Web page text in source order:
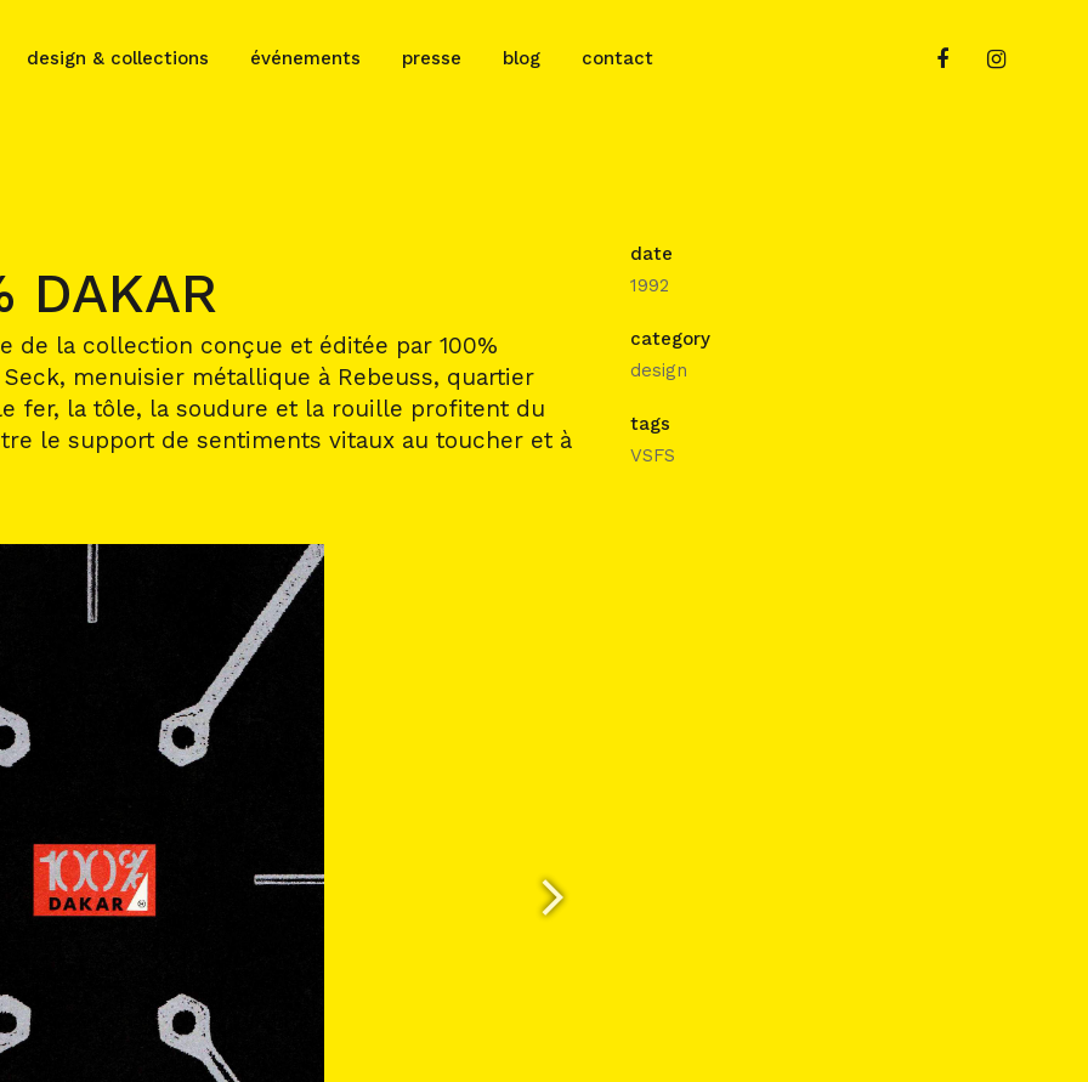
design & collections événements presse blog contact
DAKAR
de la collection conçue et éditée par 100%
menuisier métallique à Rebeuss, quartier
fer, la tôle, la soudure et la rouille profitent du
le support de sentiments vitaux au toucher et à
date
1992
category
design
tags
VSFS